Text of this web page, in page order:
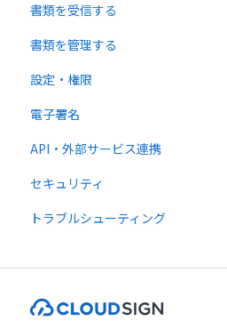
無料オプション
有料オプション
連携プラン
書類のアップロード・編集
宛先設定
一括送信
送信時の設定
送信後の操作
テンプレート
書類を受信する
受信者ガイド
書類の受信
書類を管理する
書類の確認
書類情報の入力
書類インポート
複数部署管理
設定・権限
個人設定
管理者向け設定
高度な設定をする
電子署名
API・外部サービス連携
Web API
外部連携
セキュリティ
トラブルシューティング